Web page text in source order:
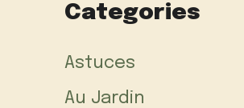
Categories
Astuces
Au Jardin